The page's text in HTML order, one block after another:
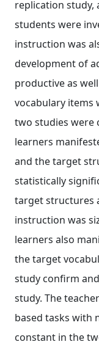
replication study,
students were
instruction was
development of
productive as
vocabulary items
two studies were
learners
and the target
statistically
target structures
instruction was
learners also
the target
study confirm
study. The
based tasks with
constant in the